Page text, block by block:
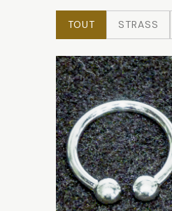
produit
TOUT STRASS